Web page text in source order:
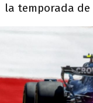
la temporada de